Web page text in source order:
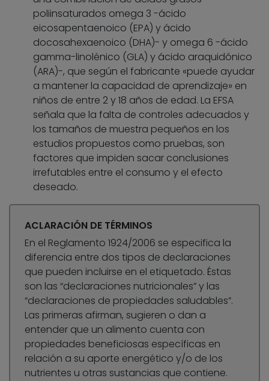
poliinsaturados omega 3 -ácido
eicosapentaenoico (EPA) y ácido
docosahexaenoico (DHA)- y omega 6 -ácido
gamma-linolénico (GLA) y ácido araquidónico
(ARA)-, que según el fabricante «puede ayudar
a mantener la capacidad de aprendizaje» en
niños de entre 2 y 18 años de edad. La EFSA
señala que la falta de controles adecuados y
los tamaños de muestra pequeños en los
estudios propuestos como pruebas, son
factores que impiden sacar conclusiones
irrefutables entre el consumo y el efecto
deseado.
ACLARACIÓN DE TÉRMINOS
En el Reglamento 1924/2006 se especifica la
diferencia entre dos tipos de declaraciones
que pueden incluirse en el etiquetado. Éstas
son las “declaraciones nutricionales” y las
“declaraciones de propiedades saludables”.
Las primeras afirman, sugieren o dan a
entender que un alimento cuenta con
propiedades beneficiosas específicas en
relación a su aporte energético y/o de los
nutrientes u otras sustancias que contiene.